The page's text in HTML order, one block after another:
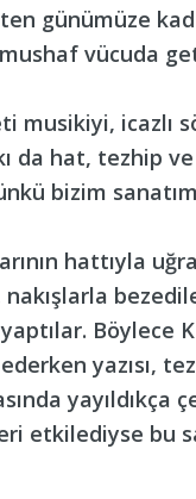
günümüze
vücuda
musikiyi,
da hat, tezhip
bizim
hattıyla
Böylece
yazısı,
yayıldıkça
etkilediyse bu